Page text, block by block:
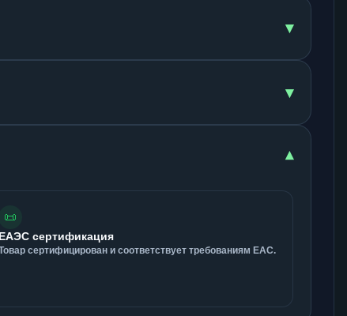
▾
▾
▾
📜
ЕАЭС сертификация
сертифицирован и соответствует требованиям ЕАС.